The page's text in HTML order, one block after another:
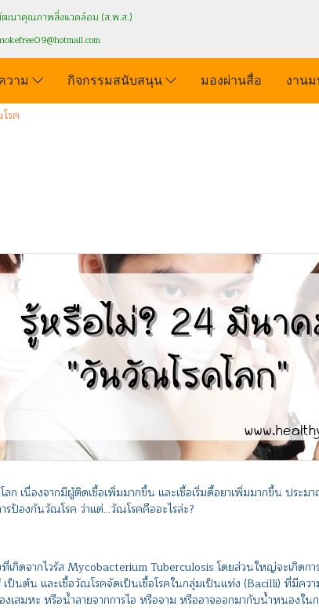
ฒนาคุณภาพสิ่งแวดล้อม (ส.พ.ส.)
@hotmail.com
วาม กิจกรรมสนับสนุน มองผ่านสื่อ งาน
รค
นื่องจากมีผู้ติดเชื้อเพิ่มมากขึ้น และเชื้อเริ่มดื้อยาเพิ่มมากขึ้น ประ
ป้องกันวัณโรค ว่าแต่...วัณโรคคืออะไรล่ะ?
ดจากไวรัส Mycobacterium Tuberculosis โดยส่วนใหญ่จะเกิดก
เป็นต้น และเชื้อวัณโรคจัดเป็นเชื้อโรคในกลุ่มเป็นแท่ง (Bacilli) ที่มี
งเสมหะ หรือน้ำลายจากการไอ หรือจาม หรืออาจออกมากับน้ำหนอง